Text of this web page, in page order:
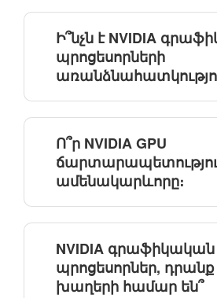
Ի՞նչն է NVIDIA
պրոցեսորների
Ո՞ր NVIDIA GPU
ամենակարևորը։
NVIDIA գրաֆիկական
պրոցեսորներ, դրանք
խաղերի համար են՞